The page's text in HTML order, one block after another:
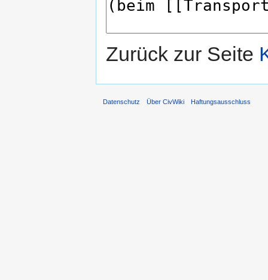
Zurück zur Seite
Datenschutz Über CivWiki Haftungsausschluss